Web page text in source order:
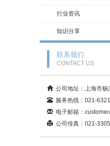
行业资讯
知识分享
联系我们
CONTACT US
公司地址：上海市杨
服务热线：021-
电子邮箱：
公司传真：021-